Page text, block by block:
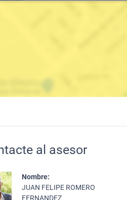
al asesor
Nombre:
JUAN FELIPE ROMERO
FERNANDEZ